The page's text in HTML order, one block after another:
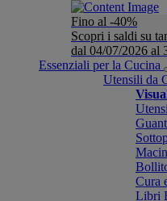
Fino al -40%
Scopri i saldi su
dal 04/07/2026 al
Essenziali per la Cucina
Utensili da
Cura
Libri